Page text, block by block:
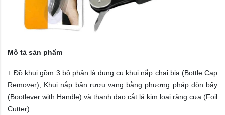
Mô tả sản phẩm
+ Đồ khui gồm 3 bộ phận là dụng cụ khui nắp chai bia (Bottle Cap
Remover), Khui nắp bần rượu vang bằng phương pháp đòn bẩy
(Bootlever with Handle) và thanh dao cắt lá kim loại răng cưa (Foil
Cutter).